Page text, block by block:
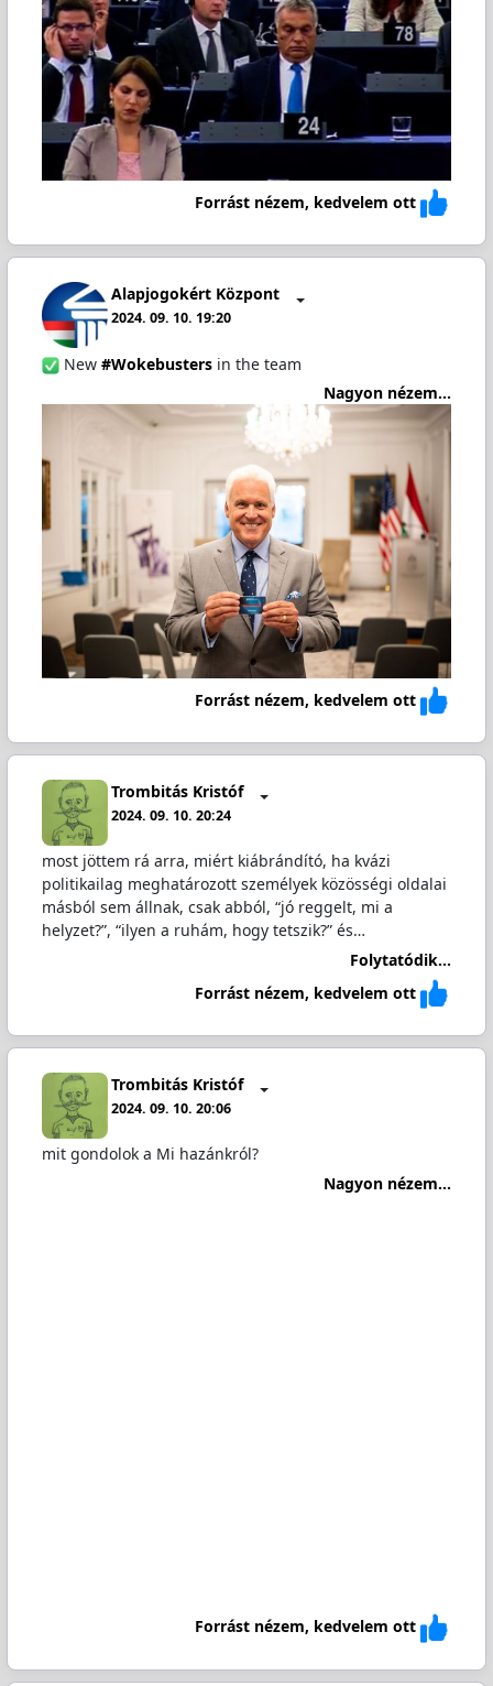
Forrást nézem, kedvelem ott
Alapjogokért Központ
2024. 09. 10. 19:20
New #Wokebustersin the team
Nagyon nézem...
Forrást nézem, kedvelem ott
Trombitás Kristóf
2024. 09. 10. 20:24
most jöttem rá arra, miért kiábrándító, ha kvázi
politikailag meghatározott személyek közösségi oldalai
másból sem állnak, csak abból, “jó reggelt, mi a
helyzet?”, “ilyen a ruhám, hogy tetszik?” és…
Folytatódik...
Forrást nézem, kedvelem ott
Trombitás Kristóf
2024. 09. 10. 20:06
mit gondolok a Mi hazánkról?
Nagyon nézem...
Forrást nézem, kedvelem ott